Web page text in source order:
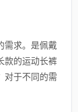
需求。是佩戴
款的运动长裤
对于不同的需